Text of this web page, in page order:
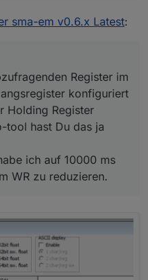
sma-em v0.6.x Latest:
Register im
konfiguriert
Holding Register
tool hast Du das ja
ich auf 10000 ms
WR zu reduzieren.